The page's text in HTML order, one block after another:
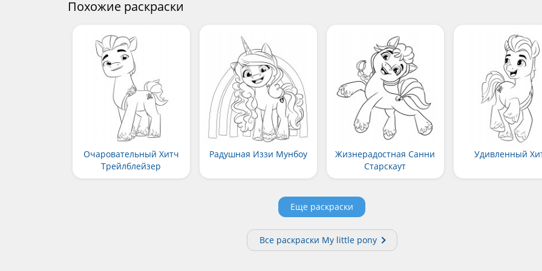
Похожие раскраски
Очаровательный Хитч
Трейлблейзер
Радушная Иззи Мунбоу
Жизнерадостная Санни
Старскаут
Удивленный
Еще раскраски
Все раскраски My little pony